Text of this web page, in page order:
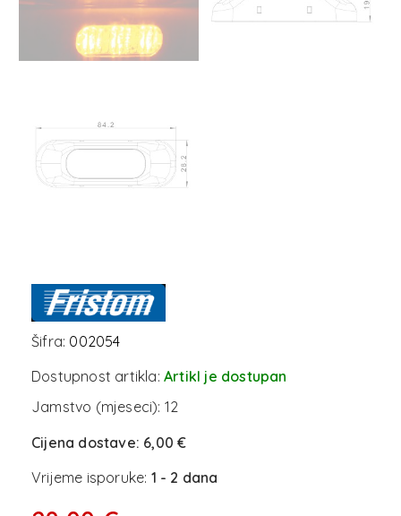
Šifra: 002054
Dostupnost artikla: Artikl je dostupan
Jamstvo (mjeseci): 12
Cijena dostave: 6,00 €
Vrijeme isporuke: 1 - 2 dana